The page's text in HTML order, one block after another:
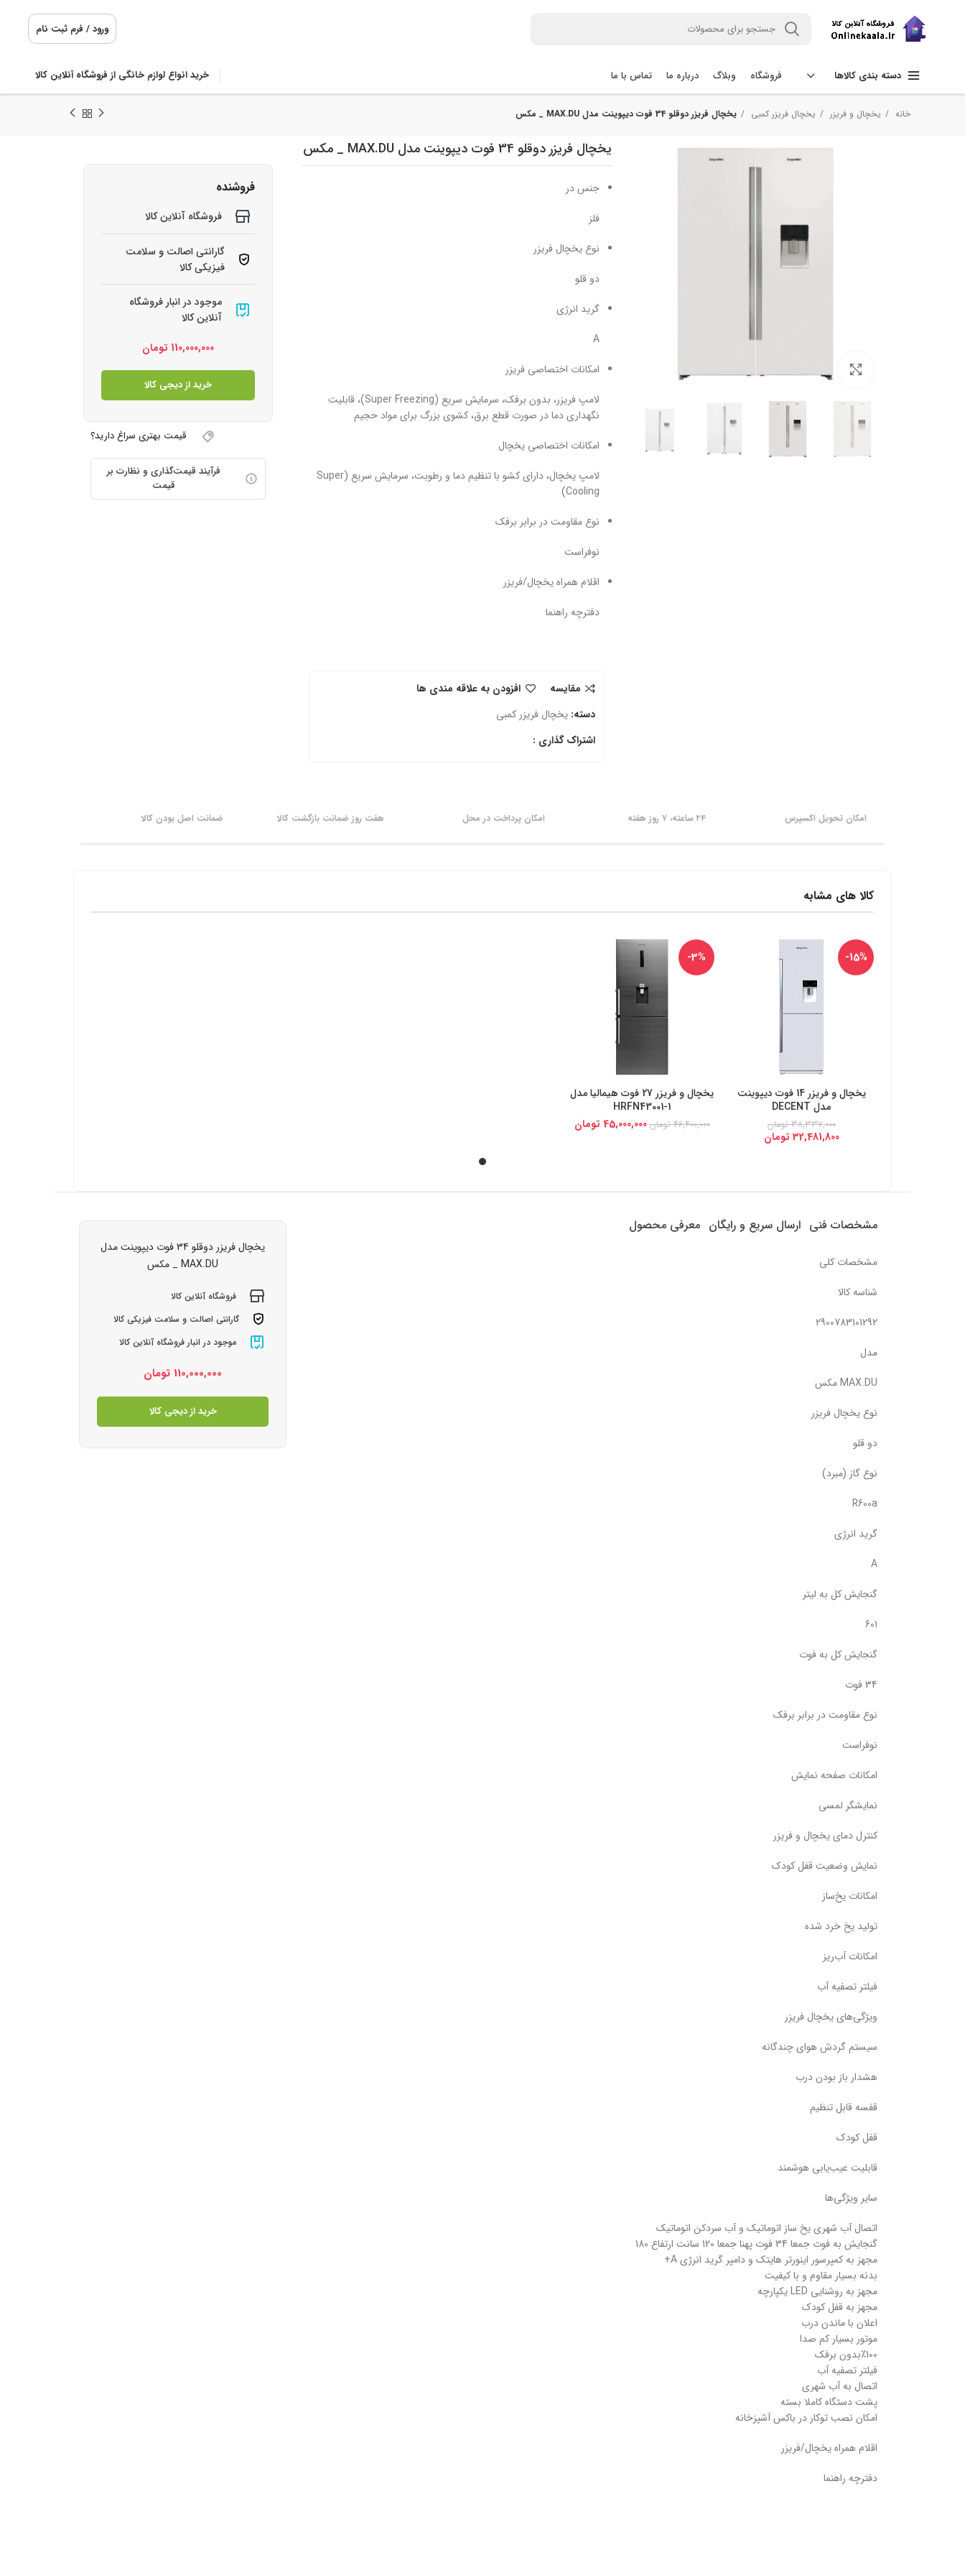
ورود / فرم ثبت نام
دسته بندی کالاها فروشگاه وبلاگ درباره ما تماس با ما خرید انواع لوازم خانگی از فروشگاه آنلاین کالا
خانه یخچال و فریزر یخچال فریزر کمبی یخچال فریزر دوقلو 34 فوت دیپوینت مدل MAX.DU _ مکس
یخچال فریزر دوقلو 34 فوت دیپوینت مدل MAX.DU _ مکس
جنس در
فلز
نوع یخچال فریزر
دو قلو
گرید انرژی
A
امکانات اختصاصی فریزر
لامپ فریزر، بدون برفک، سرمایش سریع (Super Freezing)، قابلیت
نگهداری دما در صورت قطع برق، کشوی بزرگ برای مواد حجیم
امکانات اختصاصی یخچال
لامپ یخچال، دارای کشو با تنظیم دما و رطوبت، سرمایش سریع (Super
Cooling)
نوع مقاومت در برابر برفک
نوفراست
اقلام همراه یخچال/فریزر
دفترچه راهنما
مقایسه
افزودن به علاقه مندی ها
دسته: یخچال فریزر کمبی
اشتراک گذاری :
فروشنده
فروشگاه آنلاین کالا
گارانتی اصالت و سلامت
فیزیکی کالا
موجود در انبار فروشگاه
آنلاین کالا
110,000,000 تومان
خرید از دیجی کالا
قیمت بهتری سراغ دارید؟
فرآیند قیمت‌گذاری و نظارت بر
قیمت
امکان تحویل اکسپرس ۲۴ ساعته، ۷ روز هفته امکان پرداخت در محل هفت روز ضمانت بازگشت کالا ضمانت اصل بودن کالا
کالا های مشابه
-15%
خرید از دیجی کالایخچال و فریزر 14 فوت دیپوینت
مدل DECENT
38,337,000 تومان
32,481,800 تومان
-3%
خرید از دیجی کالایخچال و فریزر 27 فوت هیمالیا مدل
HRFN43001-1
46,400,000 تومان 45,000,000 تومان
مشخصات فنی ارسال سریع و رایگان معرفی محصول
مشخصات کلی
شناسه کالا
2900783101292
مدل
MAX.DU مکس
نوع یخچال فریزر
دو قلو
نوع گاز (مبرد)
R600a
گرید انرژی
A
گنجایش کل به لیتر
601
گنجایش کل به فوت
34 فوت
نوع مقاومت در برابر برفک
نوفراست
امکانات صفحه نمایش
نمایشگر لمسی
کنترل دمای یخچال و فریزر
نمایش وضعیت قفل کودک
امکانات یخ‌ساز
تولید یخ خرد شده
امکانات آب‌ریز
فیلتر تصفیه آب
ویژگی‌های یخچال فریزر
سیستم گردش هوای چندگانه
هشدار باز بودن درب
قفسه قابل تنظیم
قفل کودک
قابلیت عیب‌یابی هوشمند
سایر ویژگی‌ها
اتصال آب شهری یخ ساز اتوماتیک و آب سردکن اتوماتیک
گنجایش به فوت جمعا 34 فوت پهنا جمعا 120 سانت ارتفاع 180
مجهز به کمپرسور اینورتر هایتک و دامپر گرید انرژی A+
بدنه بسیار مقاوم و با کیفیت
مجهز به روشنایی LED یکپارچه
مجهز به قفل کودک
اعلان با ماندن درب
موتور بسیار کم صدا
٪100بدون برفک
فیلتر تصفیه آب
اتصال به آب شهری
پشت دستگاه کاملا بسته
امکان نصب توکار در باکس آشپزخانه
اقلام همراه یخچال/فریزر
دفترچه راهنما
یخچال فریزر دوقلو 34 فوت دیپوینت مدل
MAX.DU _ مکس
فروشگاه آنلاین کالا
گارانتی اصالت و سلامت فیزیکی کالا
موجود در انبار فروشگاه آنلاین کالا
110,000,000 تومان
خرید از دیجی کالا